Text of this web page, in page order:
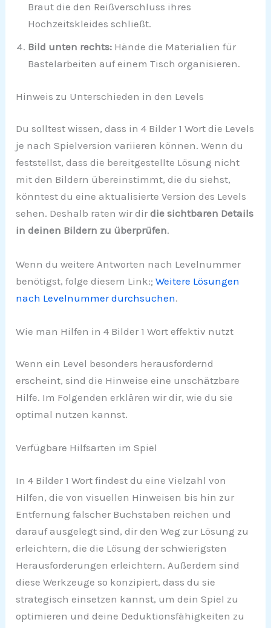
Braut die den Reißverschluss ihres
Hochzeitskleides schließt.
Bild unten rechts: Hände die Materialien für
Bastelarbeiten auf einem Tisch organisieren.
Hinweis zu Unterschieden in den Levels
Du solltest wissen, dass in 4 Bilder 1 Wort die Levels
je nach Spielversion variieren können. Wenn du
feststellst, dass die bereitgestellte Lösung nicht
mit den Bildern übereinstimmt, die du siehst,
könntest du eine aktualisierte Version des Levels
sehen. Deshalb raten wir dirdie sichtbaren Details
in deinen Bildern zu überprüfen.
Wenn du weitere Antworten nach Levelnummer
benötigst, folge diesem Link:;Weitere Lösungen
nach Levelnummer durchsuchen.
Wie man Hilfen in 4 Bilder 1 Wort effektiv nutzt
Wenn ein Level besonders herausfordernd
erscheint, sind die Hinweise eine unschätzbare
Hilfe. Im Folgenden erklären wir dir, wie du sie
optimal nutzen kannst.
Verfügbare Hilfsarten im Spiel
In 4 Bilder 1 Wort findest du eine Vielzahl von
Hilfen, die von visuellen Hinweisen bis hin zur
Entfernung falscher Buchstaben reichen und
darauf ausgelegt sind, dir den Weg zur Lösung zu
erleichtern, die die Lösung der schwierigsten
Herausforderungen erleichtern. Außerdem sind
diese Werkzeuge so konzipiert, dass du sie
strategisch einsetzen kannst, um dein Spiel zu
optimieren und deine Deduktionsfähigkeiten zu